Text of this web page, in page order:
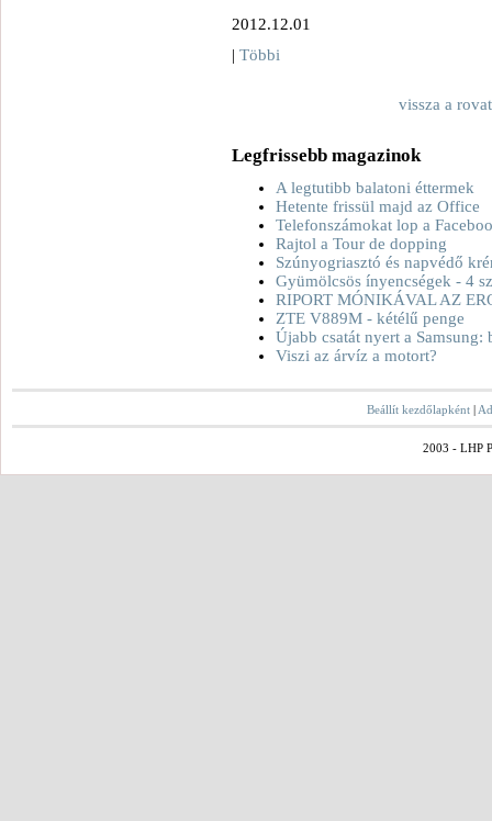
2012.12.01
| Többi
vissza a
Legfrissebb magazinok
A legtutibb balatoni éttermek
Hetente frissül majd az Office
Telefonszámokat lop a
Rajtol a Tour de dopping
Szúnyogriasztó és napvédő
Gyümölcsös ínyencségek - 4
RIPORT MÓNIKÁVAL AZ
ZTE V889M - kétélű penge
Újabb csatát nyert a
Viszi az árvíz a motort?
Beállít kezdőlapként |
2003 - LHP